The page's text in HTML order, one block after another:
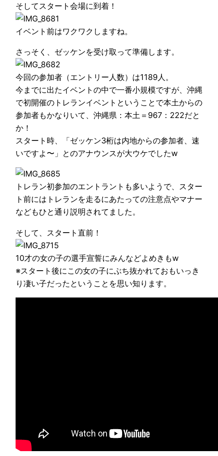
そしてスタート会場に到着！
イベント前はワクワクしますね。
さっそく、ゼッケンを受け取って準備します。
今回の参加者（エントリー人数）は1189人。
今までに出たイベントの中で一番小規模ですが、沖縄
で初開催のトレランイベントということで本土からの
参加者もかなりいて、沖縄県：本土＝967：222だと
か！
スタート時、「ゼッケン3桁は内地からの参加者、速
いですよ〜」とのアナウンスが大ウケでしたw
トレラン初参加のエントラントも多いようで、スター
ト前にはトレランを走るにあたっての注意点やマナー
などもひと通り説明されてました。
そして、スタート直前！
10才の女の子の選手宣誓にみんなどよめきもw
※スタート後にこの女の子にぶち抜かれておもいっき
り凄い子だったということを思い知ります。